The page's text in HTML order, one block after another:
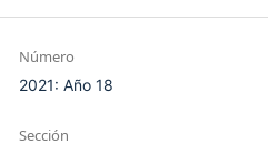
Número
2021: Año 18
Sección